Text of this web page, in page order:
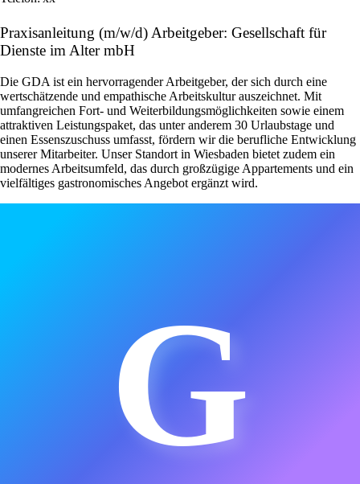
Praxisanleitung (m/w/d) Arbeitgeber: Gesellschaft für
Dienste im Alter mbH
Die GDA ist ein hervorragender Arbeitgeber, der sich durch eine
wertschätzende und empathische Arbeitskultur auszeichnet. Mit
umfangreichen Fort- und Weiterbildungsmöglichkeiten sowie einem
attraktiven Leistungspaket, das unter anderem 30 Urlaubstage und
einen Essenszuschuss umfasst, fördern wir die berufliche Entwicklung
unserer Mitarbeiter. Unser Standort in Wiesbaden bietet zudem ein
modernes Arbeitsumfeld, das durch großzügige Appartements und ein
vielfältiges gastronomisches Angebot ergänzt wird.
G